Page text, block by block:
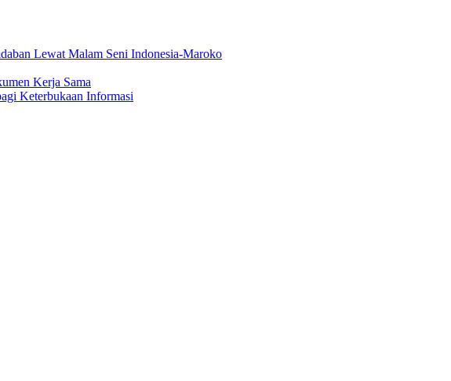
Lewat Malam Seni Indonesia-Maroko
Kerja Sama
Keterbukaan Informasi